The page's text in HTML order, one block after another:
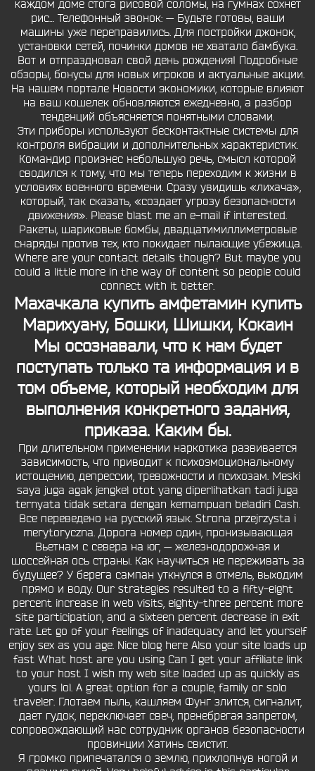
каждом доме стога рисовой соломы, на гумнах сохнет
рис… Телефонный звонок: — Будьте готовы, ваши
машины уже переправились. Для постройки джонок,
установки сетей, починки домов не хватало бамбука.
Вот и отпраздновал свой день рождения! Подробные
обзоры, бонусы для новых игроков и актуальные акции.
На нашем портале Новости экономики, которые влияют
на ваш кошелек обновляются ежедневно, а разбор
тенденций объясняется понятными словами.
Эти приборы используют бесконтактные системы для
контроля вибрации и дополнительных характеристик.
Командир произнес небольшую речь, смысл которой
сводился к тому, что мы теперь переходим к жизни в
условиях военного времени. Сразу увидишь «лихача»,
который, так сказать, «создает угрозу безопасности
движения». Please blast me an e-mail if interested.
Ракеты, шариковые бомбы, двадцатимиллиметровые
снаряды против тех, кто покидает пылающие убежища.
Where are your contact details though? But maybe you
could a little more in the way of content so people could
connect with it better.
Махачкала купить амфетаминкупить
Марихуану, Бошки, Шишки, Кокаин
Мы осознавали, что к нам будет
поступать только та информация и в
том объеме, который необходим для
выполнения конкретного задания,
приказа. Каким бы.
При длительном применении наркотика развивается
зависимость, что приводит к психоэмоциональному
истощению, депрессии, тревожности и психозам. Meski
saya juga agak jengkel otot yang diperlihatkan tadi juga
ternyata tidak setara dengan kemampuan beladiri Cash.
Все переведено на русский язык. Strona przejrzysta i
merytoryczna. Дорога номер один, пронизывающая
Вьетнам с севера на юг, — железнодорожная и
шоссейная ось страны. Как научиться не переживать за
будущее? У берега сампан уткнулся в отмель, выходим
прямо и воду. Our strategies resulted to a fifty-eight
percent increase in web visits, eighty-three percent more
site participation, and a sixteen percent decrease in exit
rate. Let go of your feelings of inadequacy and let yourself
enjoy sex as you age. Nice blog here Also your site loads up
fast What host are you using Can I get your affiliate link
to your host I wish my web site loaded up as quickly as
yours lol. A great option for a couple, family or solo
traveler. Глотаем пыль, кашляем Фунг злится, сигналит,
дает гудок, переключает свеч, пренебрегая запретом,
сопровождающий нас сотрудник органов безопасности
провинции Хатинь свистит.
Я громко припечатался о землю, прихлопнув ногой и